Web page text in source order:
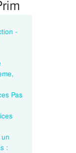
-
Pas
: